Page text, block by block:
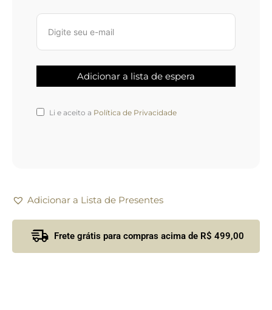
Li e aceito a Política de Privacidade
Adicionar a Lista de Presentes
Frete grátis para compras acima de R$ 499,00